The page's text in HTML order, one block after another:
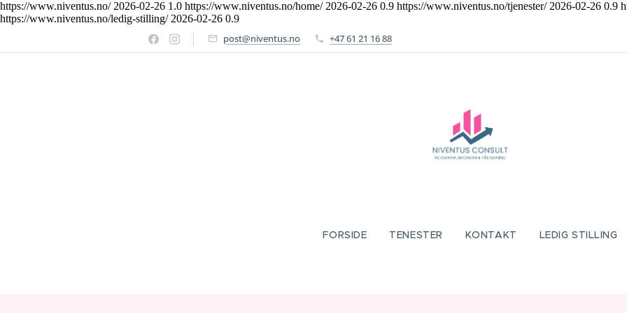
https://www.niventus.no/ 2026-02-26 1.0 https://www.niventus.no/home/ 2026-02-26 0.9 https://www.niventus.no/tjenester/ 2026-02-26 0.9
https://www.niventus.no/ledig-stilling/ 2026-02-26 0.9
post@niventus.no +47 61 21 16 88
FORSIDE TENESTER KONTAKT LEDIG STILLING